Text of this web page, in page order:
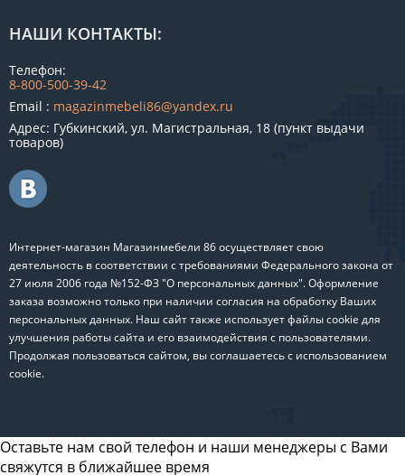
НАШИ КОНТАКТЫ:
Телефон:
8-800-500-39-42
Email : magazinmebeli86@yandex.ru
Адрес: Губкинский, ул. Магистральная, 18 (пункт выдачи
товаров)
Интернет-магазин Магазинмебели 86 осуществляет свою
деятельность в соответствии с требованиями Федерального закона от
27 июля 2006 года №152-ФЗ "О персональных данных". Оформление
заказа возможно только при наличии согласия на обработку Ваших
персональных данных. Наш сайт также использует файлы cookie для
улучшения работы сайта и его взаимодействия с пользователями.
Продолжая пользоваться сайтом, вы соглашаетесь с использованием
cookie.
Оставьте нам свой телефон и наши менеджеры с Вами
свяжутся в ближайшее время